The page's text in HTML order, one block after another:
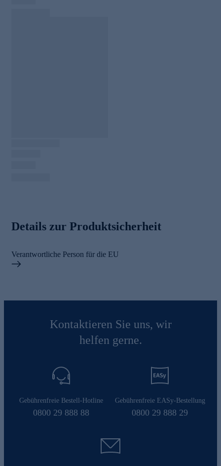
Details zur Produktsicherheit
Verantwortliche Person für die EU
Kontaktieren Sie uns, wir
helfen gerne.
Gebührenfreie Bestell-Hotline
0800 29 888 88
Gebührenfreie EASy-Bestellung
0800 29 888 29